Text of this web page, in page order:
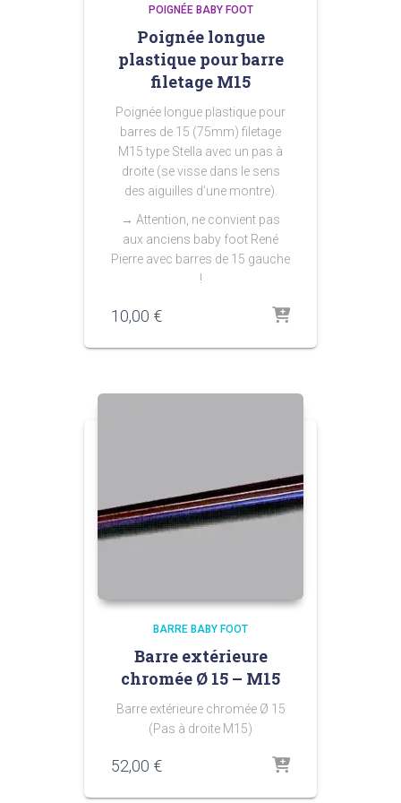
POIGNÉE BABY FOOT
Poignée longue
plastique pour barre
filetage M15
Poignée longue plastique pour
barres de 15 (75mm) filetage
M15 type Stella avec un pas à
droite (se visse dans le sens
des aiguilles d’une montre).
→ Attention, ne convient pas
aux anciens baby foot René
Pierre avec barres de 15 gauche
!
10,00 €
BARRE BABY FOOT
Barre extérieure
chromée Ø 15 – M15
Barre extérieure chromée Ø 15
(Pas à droite M15)
52,00 €